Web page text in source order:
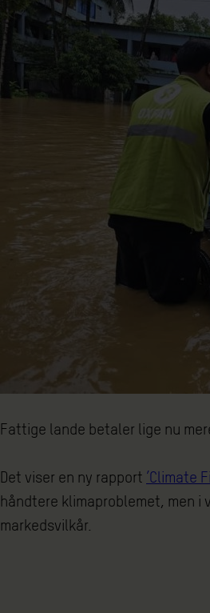
Fattige lande betaler lige nu
Det viser en ny rapport ’Climate
håndtere klimaproblemet, men
markedsvilkår.